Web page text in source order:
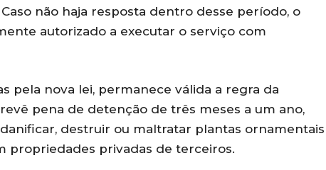
não haja resposta dentro desse período, o
autorizado a executar o serviço com
pela nova lei, permanece válida a regra da
pena de detenção de três meses a um ano,
destruir ou maltratar plantas ornamentais
propriedades privadas de terceiros.